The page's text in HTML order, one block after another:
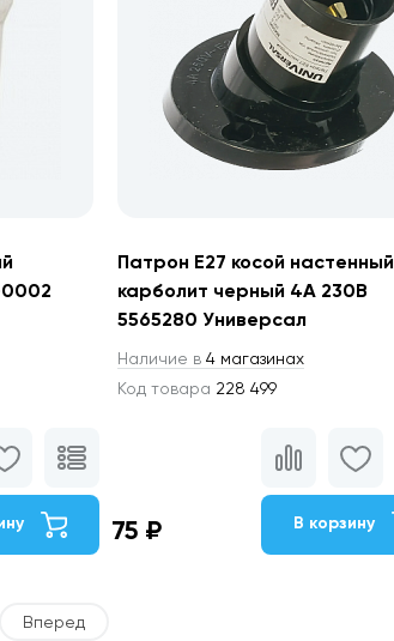
0002
Патрон Е27 косой настенный
карболит черный 4А 230В
5565280 Универсал
Наличие в4 магазинах
Код товара 228 499
75 ₽ В корзину
Вперед